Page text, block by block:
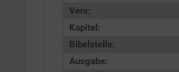
Vers:
Kapitel:
Bibelstelle:
Ausgabe: